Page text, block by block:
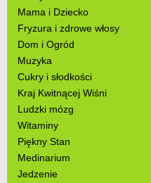
Mama i Dziecko
Fryzura i zdrowe włosy
Dom i Ogród
Muzyka
Cukry i słodkości
Kraj Kwitnącej Wiśni
Ludzki mózg
Witaminy
Piękny Stan
Medinarium
Jedzenie